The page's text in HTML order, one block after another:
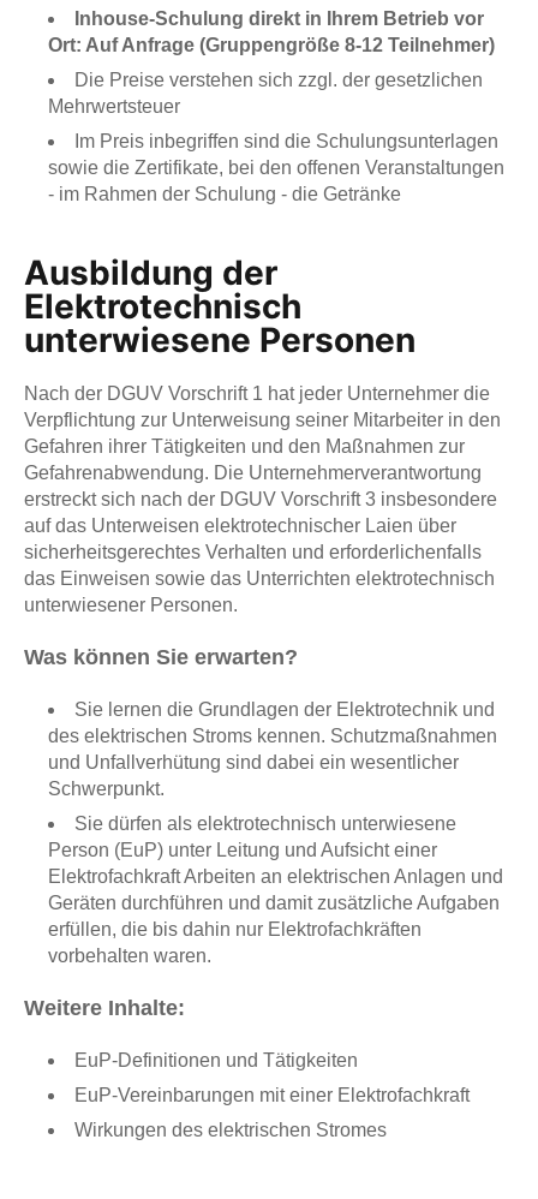
Inhouse-Schulung direkt in Ihrem Betrieb vor
Ort: Auf Anfrage (Gruppengröße 8-12 Teilnehmer)
Die Preise verstehen sich zzgl. der gesetzlichen
Mehrwertsteuer
Im Preis inbegriffen sind die Schulungsunterlagen
sowie die Zertifikate, bei den offenen Veranstaltungen
- im Rahmen der Schulung - die Getränke
Ausbildung der
Elektrotechnisch
unterwiesene Personen
Nach der DGUV Vorschrift 1 hat jeder Unternehmer die
Verpflichtung zur Unterweisung seiner Mitarbeiter in den
Gefahren ihrer Tätigkeiten und den Maßnahmen zur
Gefahrenabwendung. Die Unternehmerverantwortung
erstreckt sich nach der DGUV Vorschrift 3 insbesondere
auf das Unterweisen elektrotechnischer Laien über
sicherheitsgerechtes Verhalten und erforderlichenfalls
das Einweisen sowie das Unterrichten elektrotechnisch
unterwiesener Personen.
Was können Sie erwarten?
Sie lernen die Grundlagen der Elektrotechnik und
des elektrischen Stroms kennen. Schutzmaßnahmen
und Unfallverhütung sind dabei ein wesentlicher
Schwerpunkt.
Sie dürfen als elektrotechnisch unterwiesene
Person (EuP) unter Leitung und Aufsicht einer
Elektrofachkraft Arbeiten an elektrischen Anlagen und
Geräten durchführen und damit zusätzliche Aufgaben
erfüllen, die bis dahin nur Elektrofachkräften
vorbehalten waren.
Weitere Inhalte:
EuP-Definitionen und Tätigkeiten
EuP-Vereinbarungen mit einer Elektrofachkraft
Wirkungen des elektrischen Stromes